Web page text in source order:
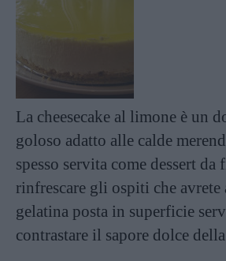
La cheesecake al limone è un
goloso adatto alle calde
spesso servita come dessert da
rinfrescare gli ospiti che avrete
gelatina posta in superficie
contrastare il sapore dolce